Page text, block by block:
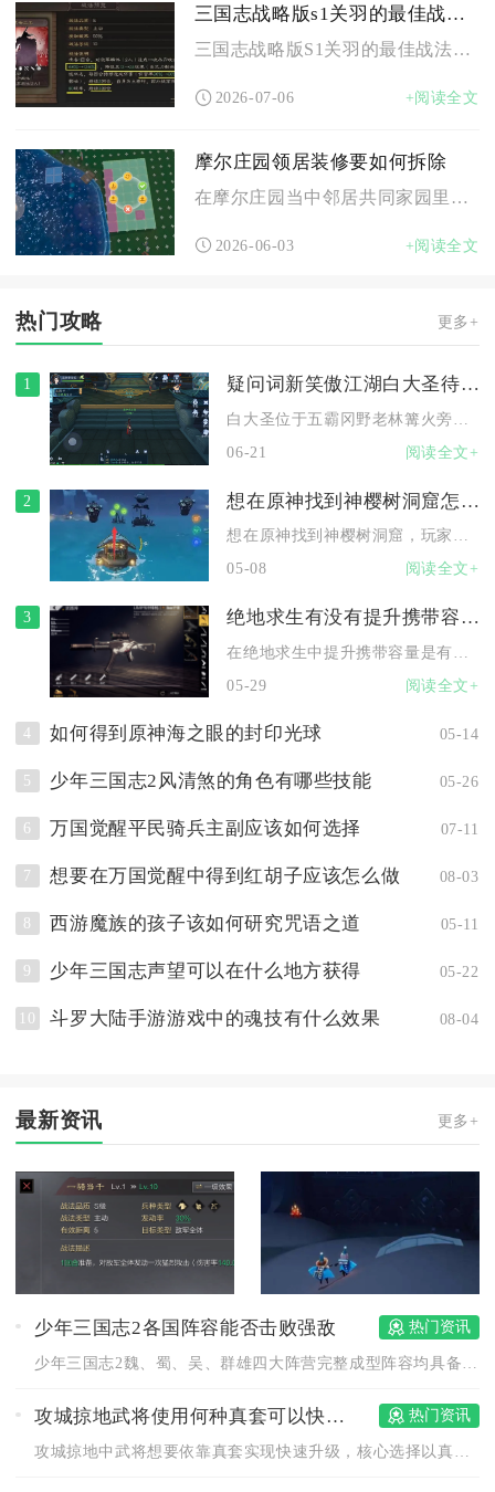
三国志战略版s1关羽的最佳战法是什么
三国志战略版S1关羽的最佳战法组合为白眉+横扫千军，这套搭配...
2026-07-06 +阅读全文
摩尔庄园领居装修要如何拆除
在摩尔庄园当中邻居共同家园里摆放的各类装修家具、摆件与建筑装...
2026-06-03 +阅读全文
热门攻略 更多+
1 疑问词新笑傲江湖白大圣待何方
白大圣位于五霸冈野老林篝火旁（663,504），触发“待何方...
06-21
阅读全文+
2 想在原神找到神樱树洞窟怎么走
想在原神找到神樱树洞窟，玩家需前往鸣神岛南部的神樱大祓区域，...
05-08
阅读全文+
3 绝地求生有没有提升携带容量的办法
05-29
阅读全文+
4 如何得到原神海之眼的封印光球 05-14
5 少年三国志2风清煞的角色有哪些技能 05-26
6 万国觉醒平民骑兵主副应该如何选择 07-11
7 想要在万国觉醒中得到红胡子应该怎么做 08-03
8 西游魔族的孩子该如何研究咒语之道 05-11
9 少年三国志声望可以在什么地方获得 05-22
10 斗罗大陆手游游戏中的魂技有什么效果 08-04
最新资讯 更多+
少年三国志2各国阵容能否击败强敌 热门资讯
攻城掠地武将使用何种真套可以快速升级 热门资讯